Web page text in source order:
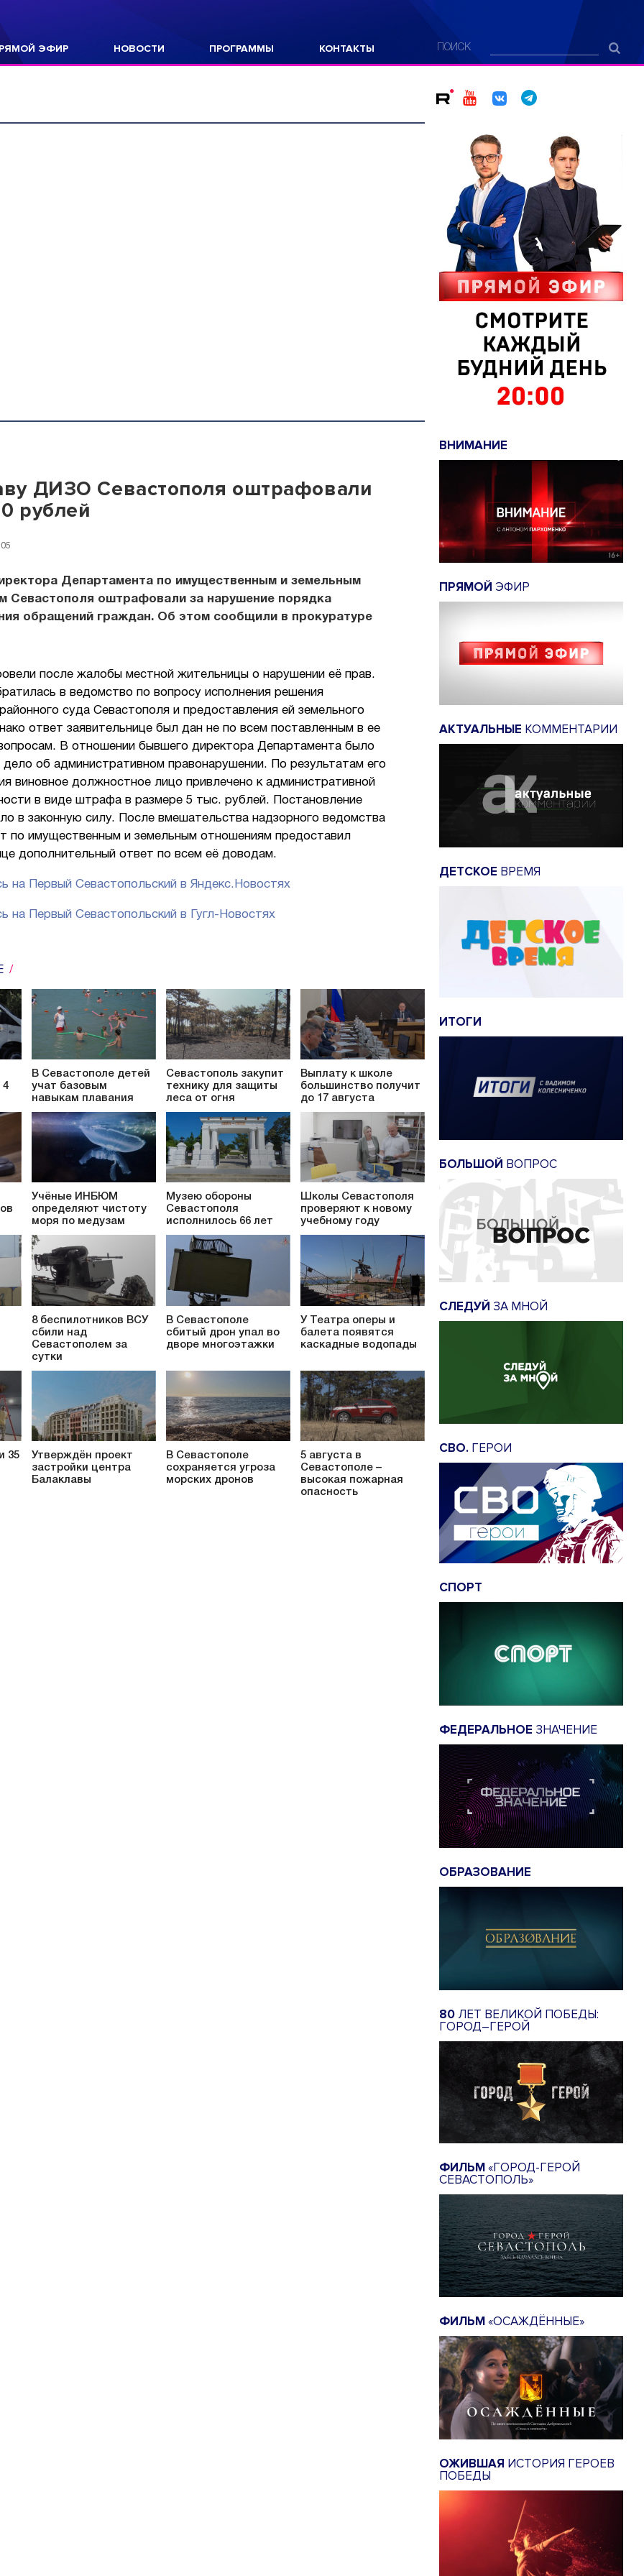
ЭФИР НОВОСТИ ПРОГРАММЫ КОНТАКТЫ ПОИСК
ДИЗО Севастополя оштрафовали
рублей
Департамента по имущественным и земельным
Севастополя оштрафовали за нарушение порядка
обращений граждан. Об этом сообщили в прокуратуре
после жалобы местной жительницы о нарушении её прав.
в ведомство по вопросу исполнения решения
суда Севастополя и предоставления ей земельного
ответ заявительнице был дан не по всем поставленным в ее
В отношении бывшего директора Департамента было
об административном правонарушении. По результатам его
виновное должностное лицо привлечено к административной
в виде штрафа в размере 5 тыс. рублей. Постановление
в законную силу. После вмешательства надзорного ведомства
по имущественным и земельным отношениям предоставил
дополнительный ответ по всем её доводам.
на Первый Севастопольский в Яндекс.Новостях
на Первый Севастопольский в Гугл-Новостях
4
В Севастополе детей
учат базовым
навыкам плавания
Севастополь закупит
технику для защиты
леса от огня
Выплату к школе
большинство получит
до 17 августа
Учёные ИНБЮМ
определяют чистоту
моря по медузам
Музею обороны
Севастополя
исполнилось 66 лет
Школы Севастополя
проверяют к новому
учебному году
8 беспилотников ВСУ
сбили над
Севастополем за
сутки
В Севастополе
сбитый дрон упал во
дворе многоэтажки
У Театра оперы и
балета появятся
каскадные водопады
35
Утверждён проект
застройки центра
Балаклавы
В Севастополе
сохраняется угроза
морских дронов
5 августа в
Севастополе –
высокая пожарная
опасность
ВНИМАНИЕ
ПРЯМОЙ ЭФИР
АКТУАЛЬНЫЕ КОММЕНТАРИИ
ДЕТСКОЕ ВРЕМЯ
ИТОГИ
БОЛЬШОЙ ВОПРОС
СЛЕДУЙ ЗА МНОЙ
СВО. ГЕРОИ
СПОРТ
ФЕДЕРАЛЬНОЕ ЗНАЧЕНИЕ
ОБРАЗОВАНИЕ
80 ЛЕТ ВЕЛИКОЙ ПОБЕДЫ:
ГОРОД–ГЕРОЙ
ФИЛЬМ«ГОРОД-ГЕРОЙ
СЕВАСТОПОЛЬ»
ФИЛЬМ«ОСАЖДЁННЫЕ»
ОЖИВШАЯ ИСТОРИЯ ГЕРОЕВ
ПОБЕДЫ